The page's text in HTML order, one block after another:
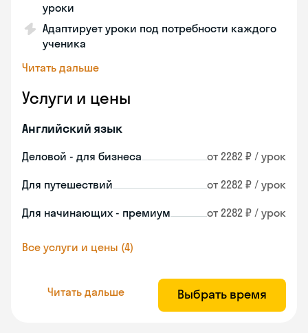
уроки
Адаптирует уроки под потребности каждого
ученика
Читать дальше
Услуги и цены
Английский язык
Деловой - для бизнеса от 2282 ₽ / урок
Для путешествий от 2282 ₽ / урок
Для начинающих - премиум от 2282 ₽ / урок
Все услуги и цены (4)
Читать дальше Выбрать время